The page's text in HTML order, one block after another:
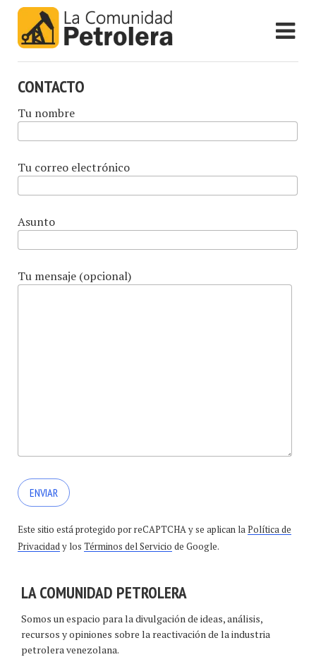
CONTACTO
Tu nombre
Tu correo electrónico
Asunto
Tu mensaje (opcional)
Este sitio está protegido por reCAPTCHA y se aplican laPolítica de
Privacidady los Términos del Servicio de Google.
LA COMUNIDAD PETROLERA
Somos un espacio para la divulgación de ideas, análisis,
recursos y opiniones sobre la reactivación de la industria
petrolera venezolana.